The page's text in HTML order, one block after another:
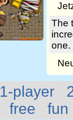
The
one.
1-player
free fun